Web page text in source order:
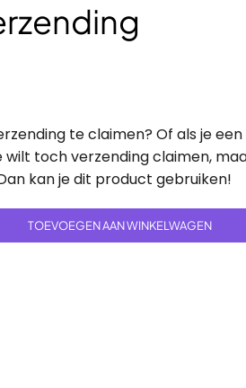
te claimen? Of als je
wilt toch verzending claimen,
kan je dit product gebruiken!
aantal
TOEVOEGEN AAN WINKELWAGEN